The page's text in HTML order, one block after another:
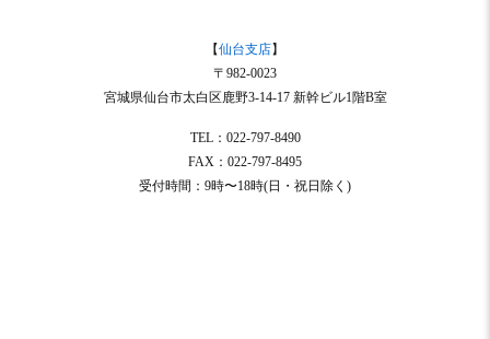
【仙台支店】
〒982-0023
宮城県仙台市太白区鹿野3-14-17 新幹ビル1階B室
TEL：022-797-8490
FAX：022-797-8495
受付時間：9時〜18時(日・祝日除く)